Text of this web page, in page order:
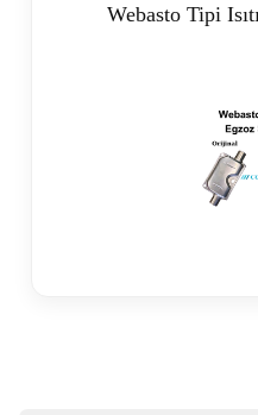
Webasto Tipi